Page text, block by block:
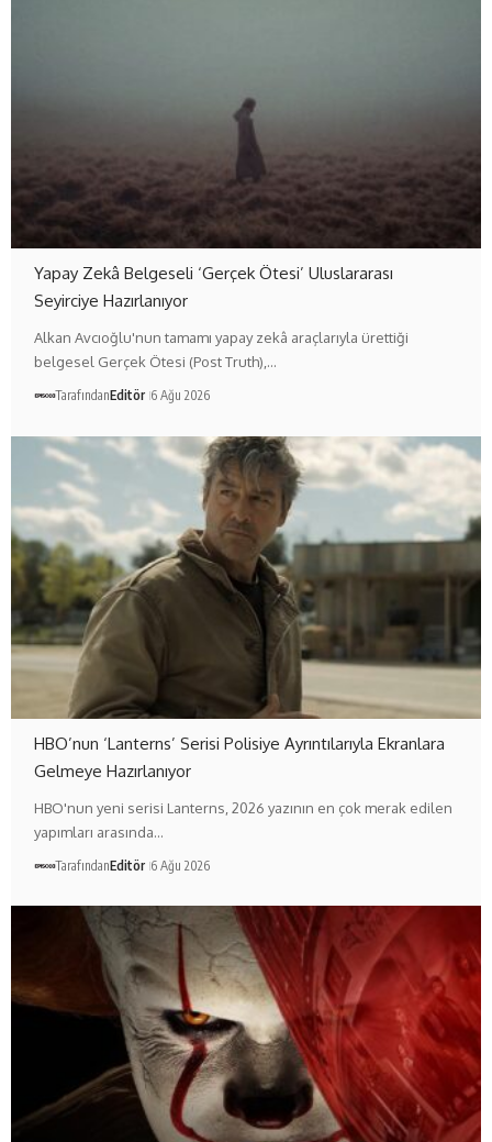
Yapay Zekâ Belgeseli ‘Gerçek Ötesi’ Uluslararası
Seyirciye Hazırlanıyor
Alkan Avcıoğlu'nun tamamı yapay zekâ araçlarıyla ürettiği
belgesel Gerçek Ötesi (Post Truth),…
TarafındanEditör 6 Ağu 2026
HBO’nun ‘Lanterns’ Serisi Polisiye Ayrıntılarıyla Ekranlara
Gelmeye Hazırlanıyor
HBO'nun yeni serisi Lanterns, 2026 yazının en çok merak edilen
yapımları arasında…
TarafındanEditör 6 Ağu 2026